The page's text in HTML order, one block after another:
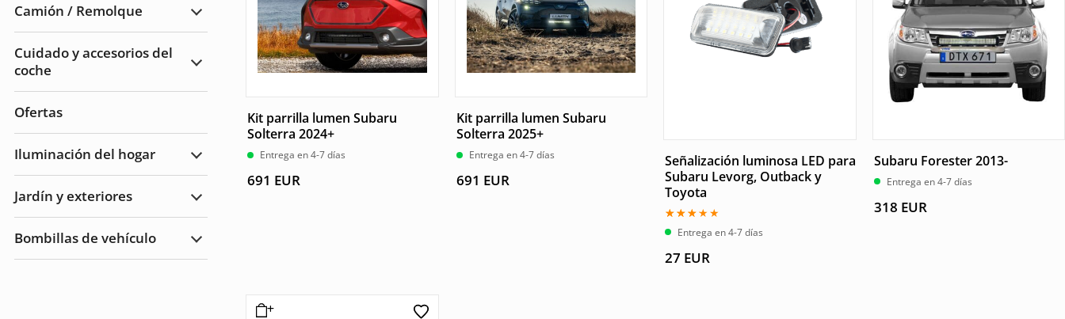
Camión / Remolque
Ampliar
Cuidado y accesorios del
coche
Ampliar
del
Ofertas
Iluminación del hogar
Ampliar
hogar
Jardín y exteriores
Ampliar
Exteriores
Bombillas de vehículo
Ampliar
Kit parrilla lumen Subaru
Solterra 2024+
Entrega en 4-7 días
691 EUR
Kit parrilla lumen Subaru
Solterra 2025+
Entrega en 4-7 días
691 EUR
Señalización luminosa LED para
Subaru Levorg, Outback y
Toyota
Valorado
con
de 5
Entrega en 4-7 días
27 EUR
Subaru Forester 2013-
Entrega en 4-7 días
318 EUR